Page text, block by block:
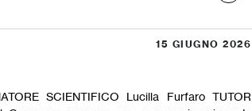
15 GIUGNO 2026
SCIENTIFICO Lucilla Furfaro TUTOR